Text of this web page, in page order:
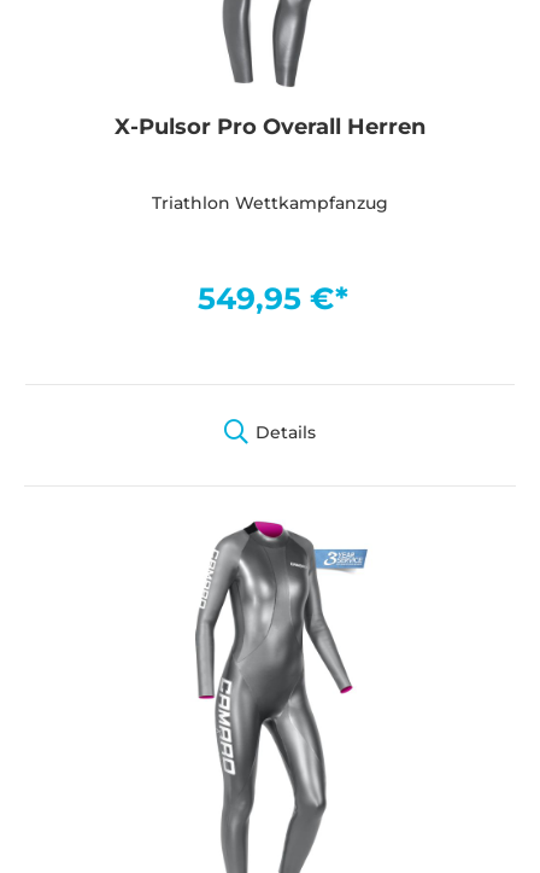
X-Pulsor Pro Overall Herren
Triathlon Wettkampfanzug
549,95 €*
Details